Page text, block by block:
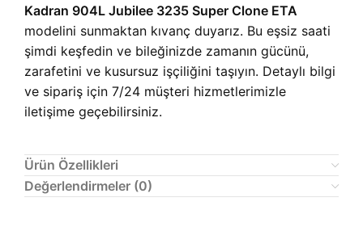
Kadran 904L Jubilee 3235 Super Clone ETA
modelini sunmaktan kıvanç duyarız. Bu eşsiz saati
şimdi keşfedin ve bileğinizde zamanın gücünü,
zarafetini ve kusursuz işçiliğini taşıyın. Detaylı bilgi
ve sipariş için 7/24 müşteri hizmetlerimizle
iletişime geçebilirsiniz.
Ürün Özellikleri
Değerlendirmeler (0)